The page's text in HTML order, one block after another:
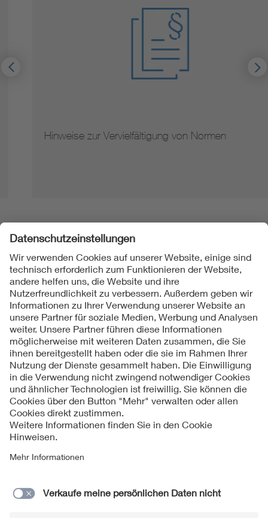
Hinweise zur Vervielfältigung von Normen
Folgen Sie uns
Kontakt
Impressum
Datenschutzinformationen
Cookie Hinweise
Compliance
Jahresarchiv